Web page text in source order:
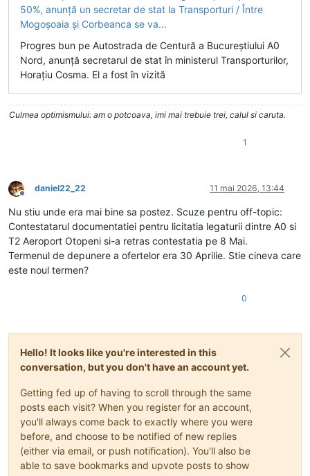
Progres bun pe Autostrada de Centură a Bucureștiului A0
Nord, anunță secretarul de stat în ministerul Transporturilor,
Horațiu Cosma. El a fost în vizită
Culmea optimismului: am o potcoava, imi mai trebuie trei, calul si caruta.
1
Deconectat
daniel22_22 11 mai 2026, 13:44
Nu stiu unde era mai bine sa postez. Scuze pentru off-topic:
Contestatarul documentatiei pentru licitatia legaturii dintre A0 si
T2 Aeroport Otopeni si-a retras contestatia pe 8 Mai.
Termenul de depunere a ofertelor era 30 Aprilie. Stie cineva care
este noul termen?
0
Hello! It looks like you're interested in this
conversation, but you don't have an account yet.
Getting fed up of having to scroll through the same
posts each visit? When you register for an account,
you'll always come back to exactly where you were
before, and choose to be notified of new replies
(either via email, or push notification). You'll also be
able to save bookmarks and upvote posts to show